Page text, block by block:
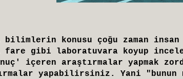
bilimlerin konusu çoğu zaman
fare gibi laboratuvara koyup
içeren araştırmalar yapmak
yapabilirsiniz. Yani "bunun